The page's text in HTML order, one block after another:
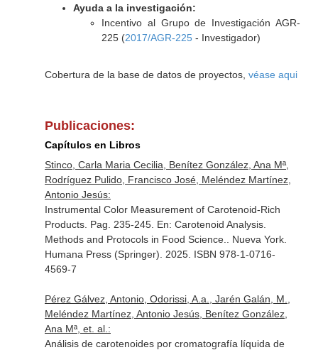
Ayuda a la investigación:
Incentivo al Grupo de Investigación AGR-
225 (2017/AGR-225- Investigador)
Cobertura de la base de datos de proyectos, véase aqui
Publicaciones:
Capítulos en Libros
Stinco, Carla Maria Cecilia, Benítez González, Ana Mª,
Rodríguez Pulido, Francisco José, Meléndez Martínez,
Antonio Jesús:
Instrumental Color Measurement of Carotenoid-Rich
Products. Pag. 235-245. En: Carotenoid Analysis.
Methods and Protocols in Food Science.
. Nueva York.
Humana Press (Springer). 2025. ISBN 978-1-0716-
4569-7
Pérez Gálvez, Antonio, Odorissi, A.a., Jarén Galán, M.,
Meléndez Martínez, Antonio Jesús, Benítez González,
Ana Mª, et. al.:
Análisis de carotenoides por cromatografía líquida de